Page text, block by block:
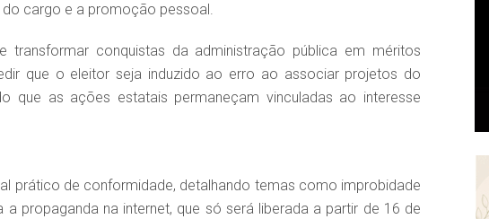
cargo e a promoção pessoal.
conquistas da administração pública em méritos
que o eleitor seja induzido ao erro ao associar projetos do
que as ações estatais permaneçam vinculadas ao interesse
prático de conformidade, detalhando temas como improbidade
propaganda na internet, que só será liberada a partir de 16 de